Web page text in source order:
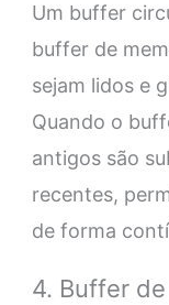
Um buffer
buffer de
sejam lidos e
Quando o
antigos são
recentes,
de forma
4. Buffer